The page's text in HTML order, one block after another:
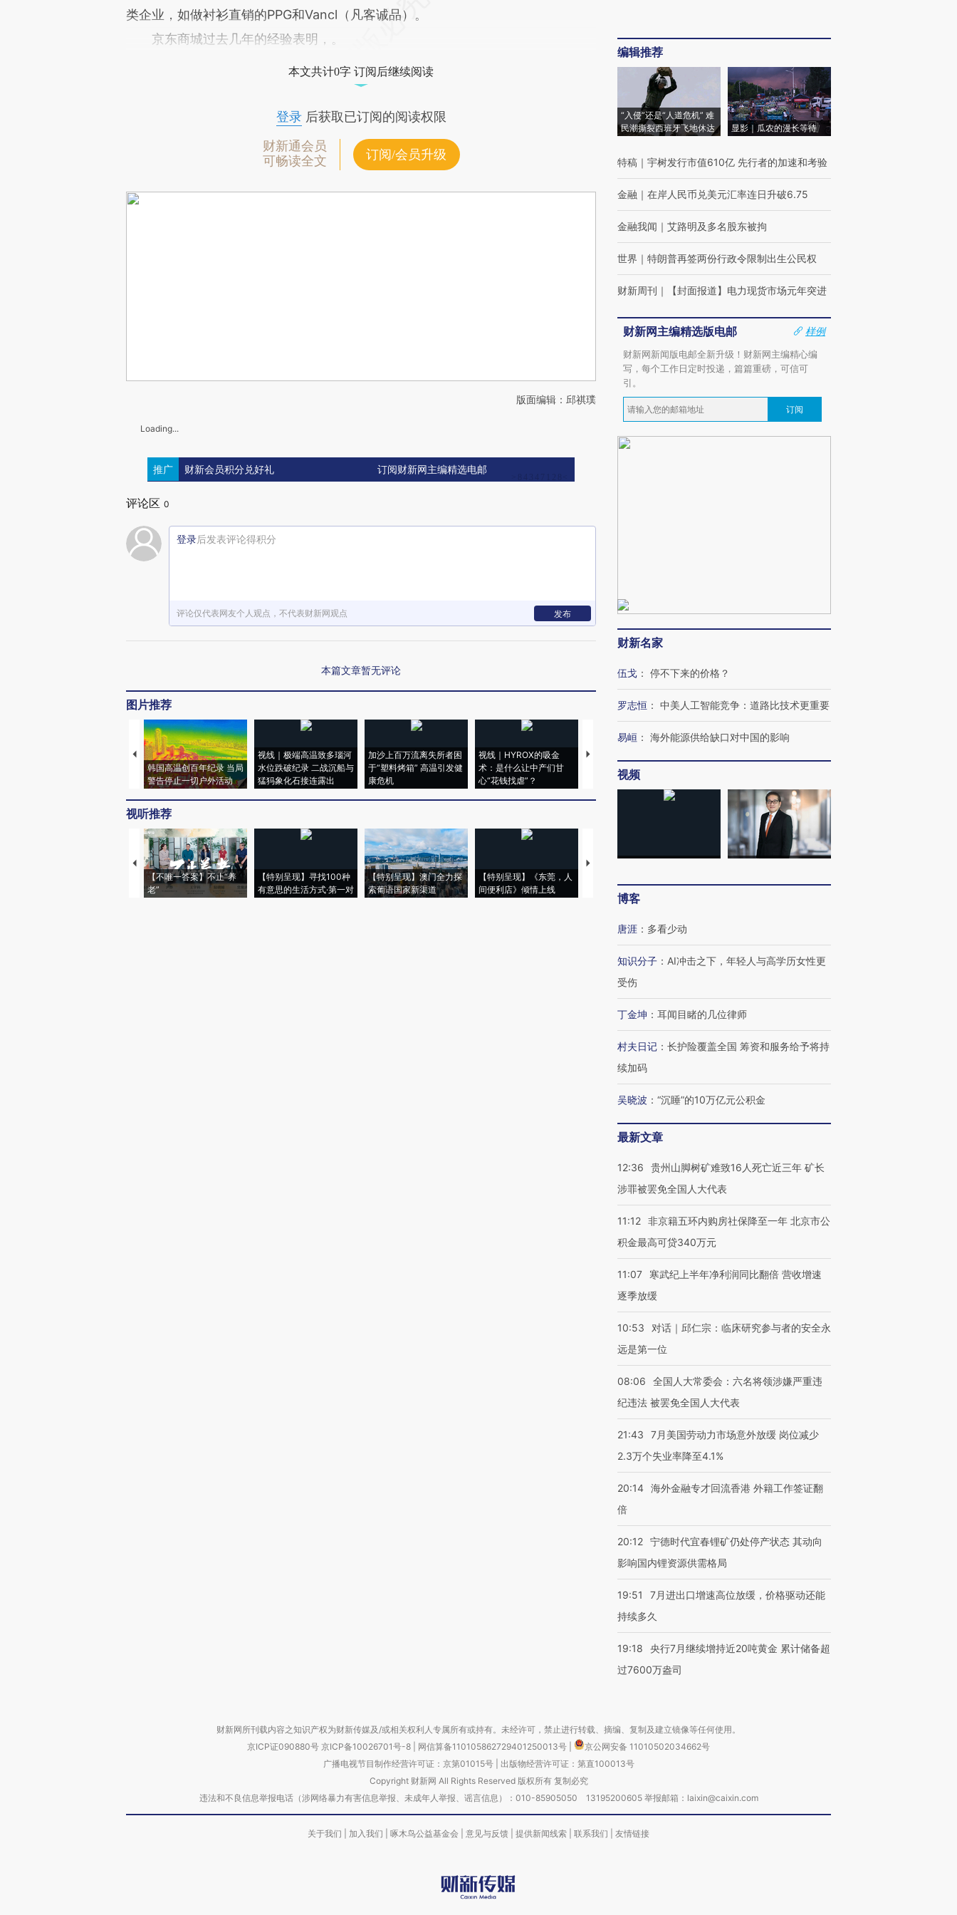
类企业，如做衬衫直销的PPG和Vancl（凡客诚品）。
京东商城过去几年的经验表明，。
本文共计0字 订阅后继续阅读
登录后获取已订阅的阅读权限
财新通会员
可畅读全文
订阅/会员升级
版面编辑：邱祺璞
Loading...
推广 财新会员积分兑好礼 订阅财新网主编精选电邮
评论区 0
登录后发表评论得积分
评论仅代表网友个人观点，不代表财新网观点 发布
本篇文章暂无评论
图片推荐
韩国高温创百年纪录 当局
警告停止一切户外活动
视线｜极端高温致多瑙河
水位跌破纪录 二战沉船与
猛犸象化石接连露出
加沙上百万流离失所者困
于“塑料烤箱” 高温引发健
康危机
视线｜HYROX的吸金
术：是什么让中产们甘
心“花钱找虐”？
马航飞行员跨国走私7万
粒摇头丸 尿检体内含3种
视听推荐
【不唯一答案】不止“养
老”
【特别呈现】寻找100种
有意思的生活方式·第一对
【特别呈现】澳门全力探
索葡语国家新渠道
【特别呈现】《东莞，人
间便利店》倾情上线
【推广】走进第四届链博
编辑推荐
“入侵”还是“人道危机” 难
民潮撕裂西班牙飞地休达
显影｜瓜农的漫长等待
特稿 ｜ 宇树发行市值610亿 先行者的加速和考验
金融 ｜ 在岸人民币兑美元汇率连日升破6.75
金融我闻 ｜ 艾路明及多名股东被拘
世界 ｜ 特朗普再签两份行政令限制出生公民权
财新周刊 ｜ 【封面报道】电力现货市场元年突进
财新网主编精选版电邮
样例
财新网新闻版电邮全新升级！财新网主编精心编
写，每个工作日定时投递，篇篇重磅，可信可
引。
订阅
财新名家
伍戈 ： 停不下来的价格？
罗志恒 ： 中美人工智能竞争：道路比技术更重要
易峘 ： 海外能源供给缺口对中国的影响
视频
博客
唐涯 ： 多看少动
知识分子 ： AI冲击之下，年轻人与高学历女性更
受伤
丁金坤 ： 耳闻目睹的几位律师
村夫日记 ： 长护险覆盖全国 筹资和服务给予将持
续加码
吴晓波 ： “沉睡”的10万亿元公积金
最新文章
12:36
贵州山脚树矿难致16人死亡近三年 矿长
涉罪被罢免全国人大代表
11:12 非京籍五环内购房社保降至一年 北京市公
积金最高可贷340万元
11:07
寒武纪上半年净利润同比翻倍 营收增速
逐季放缓
10:53
对话｜邱仁宗：临床研究参与者的安全永
远是第一位
08:06
全国人大常委会：六名将领涉嫌严重违
纪违法 被罢免全国人大代表
21:43
7月美国劳动力市场意外放缓 岗位减少
2.3万个失业率降至4.1%
20:14 海外金融专才回流香港 外籍工作签证翻
倍
20:12 宁德时代宜春锂矿仍处停产状态 其动向
影响国内锂资源供需格局
19:51
7月进出口增速高位放缓，价格驱动还能
持续多久
19:18
央行7月继续增持近20吨黄金 累计储备超
过7600万盎司
财新网所刊载内容之知识产权为财新传媒及/或相关权利人专属所有或持有。未经许可，禁止进行转载、摘编、复制及建立镜像等任何使用。
京ICP证090880号 京ICP备10026701号-8 网信算备110105862729401250013号
京公网安备 11010502034662号
广播电视节目制作经营许可证：京第01015号| 出版物经营许可证：第直100013号
Copyright 财新网 All Rights Reserved 版权所有 复制必究
违法和不良信息举报电话（涉网络暴力有害信息举报、未成年人举报、谣言信息）：010-85905050 13195200605 举报邮箱：laixin@caixin.com
关于我们 加入我们 啄木鸟公益基金会 意见与反馈 提供新闻线索 联系我们 友情链接